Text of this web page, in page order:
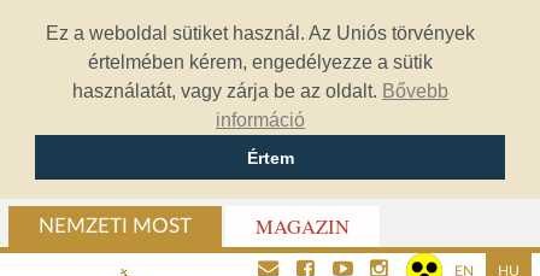
Ez a weboldal sütiket használ. Az Uniós törvények
értelmében kérem, engedélyezze a sütik
használatát, vagy zárja be az oldalt. Bővebb
információ
Értem
NEMZETI MOST MAGAZIN
EN HU